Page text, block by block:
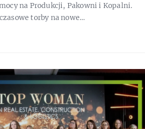
na Produkcji, Pakowni i Kopalni.
torby na nowe…